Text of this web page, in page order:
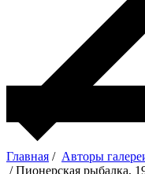
Главная / Авторы
/ Пионерская рыбалка,